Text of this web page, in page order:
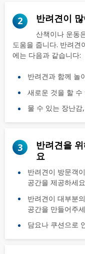
2 반려견이
산책이나 운동
도움을 줍니다. 반려견
에는 다음과 같습니다:
반려견과 함께 놀
새로운 것을 할 수
물 수 있는 장난
3
반려견을
요
반려견이 방문객
공간을 제공하세
반려견이 대부분
공간을 만들어주
담요나 쿠션으로